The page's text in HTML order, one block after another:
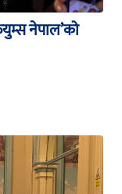
नेपाल’को